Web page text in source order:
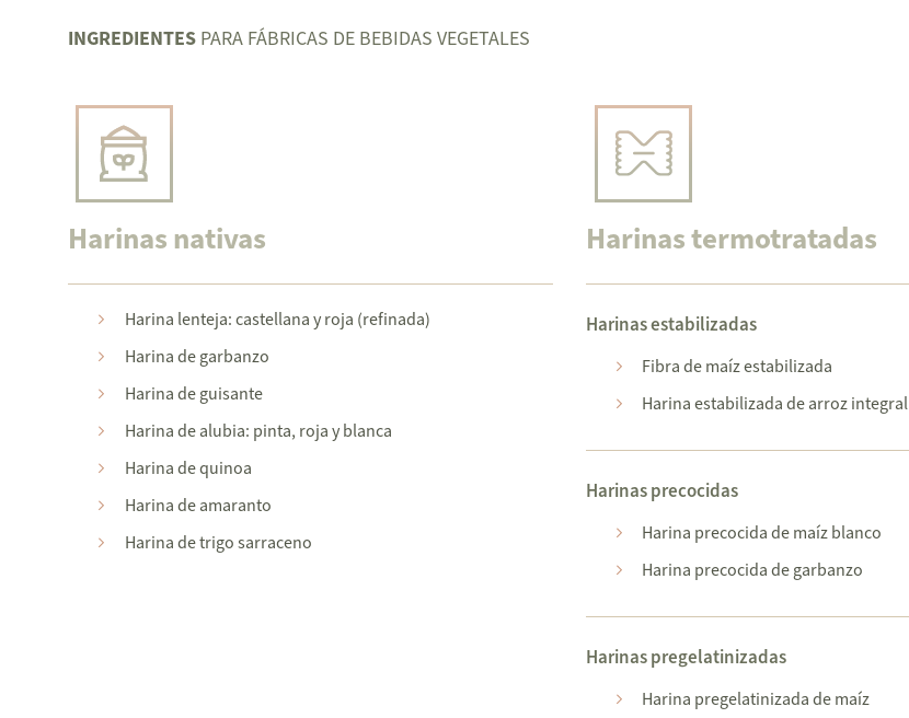
INGREDIENTES PARA FÁBRICAS DE BEBIDAS VEGETALES
Harinas nativas
Harina lenteja: castellana y roja (refinada)
Harina de garbanzo
Harina de guisante
Harina de alubia: pinta, roja y blanca
Harina de quinoa
Harina de amaranto
Harina de trigo sarraceno
Harinas termotratadas
Harinas estabilizadas
Fibra de maíz estabilizada
Harina estabilizada de arroz integral
Harinas precocidas
Harina precocida de maíz blanco
Harina precocida de garbanzo
Harinas pregelatinizadas
Harina pregelatinizada de maíz